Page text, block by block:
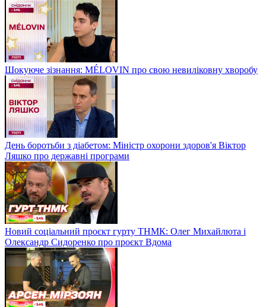
Шокуюче зізнання: MÉLOVIN про свою невиліковну хворобу
День боротьби з діабетом: Міністр охорони здоров'я Віктор
Ляшко про державні програми
Новий соціальний проєкт гурту ТНМК: Олег Михайлюта і
Олександр Сидоренко про проєкт Вдома